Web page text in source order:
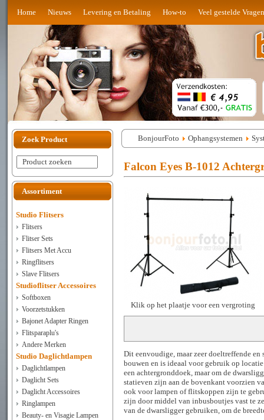
Home Nieuws Levering en Betaling How-to Veel gestelde Vragen
Zoek Product
Product zoeken
Assortiment
Studio Flitsers
Flitsers
Flitser Sets
Flitsers Met Accu
Ringflitsers
Slave Flitsers
Studioflitser Accessoires
Softboxen
Voorzetstukken
Bajonet Adapter Ringen
Flitsparaplu's
Andere Merken
Studio Daglichtlampen
Daglichtlampen
Daglicht Sets
Daglicht Accessoires
Ringlampen
Beauty- en Visagie Lampen
BonjourFoto Ophangsystemen
Falcon Eyes B-1012
Klik op het plaatje voor een vergroting
Dit eenvoudige, maar zeer doeltreffende en
bouwen en is ideaal voor gebruik op
een achtergronddoek, maar om de
statieven zijn aan de bovenkant voorzien
ook voor lampen of flitskoppen zijn te
zijn door middel van inbusboutjes vast te
van de dwarsligger gebruiken, om de